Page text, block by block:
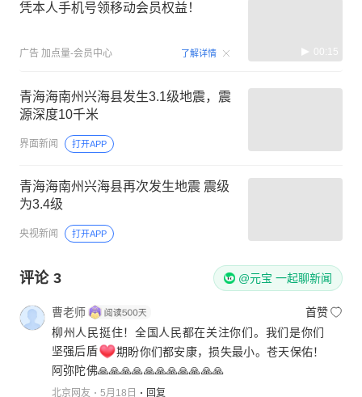
凭本人手机号领移动会员权益！
广告 加点量-会员中心 了解详情 00:15
青海海南州兴海县发生3.1级地震，震
源深度10千米
界面新闻 打开APP
青海海南州兴海县再次发生地震 震级
为3.4级
央视新闻 打开APP
评论 3 @元宝 一起聊新闻
曹老师
首赞
柳州人民挺住！全国人民都在关注你们。我们是你们
坚强后盾
期盼你们都安康，损失最小。苍天保佑！
阿弥陀佛🙏🙏🙏🙏🙏🙏🙏🙏🙏🙏🙏
北京网友 5月18日 回复